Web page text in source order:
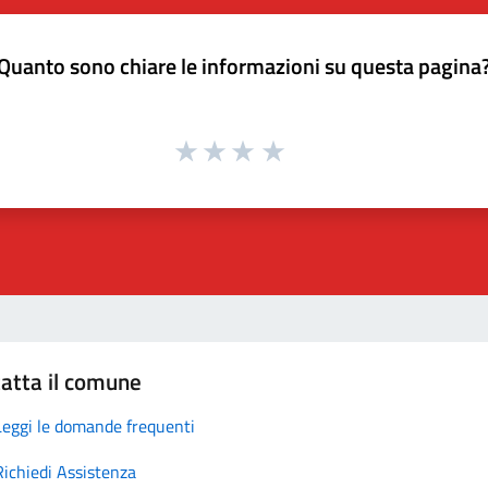
sono chiare le informazioni su questa
il comune
le domande frequenti
Assistenza